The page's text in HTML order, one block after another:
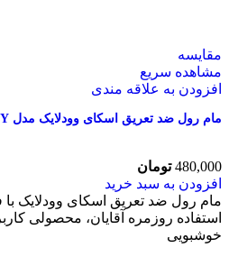
مقایسه
مشاهده سریع
افزودن به علاقه مندی
مام رول ضد تعریق اسکای وودلایک مدل SKY حجم 75ml
480,000 تومان
افزودن به سبد خرید
مام رول ضد تعریق اسکای وودلایک با
استفاده روزمره آقایان، محصولی
خوشبویی